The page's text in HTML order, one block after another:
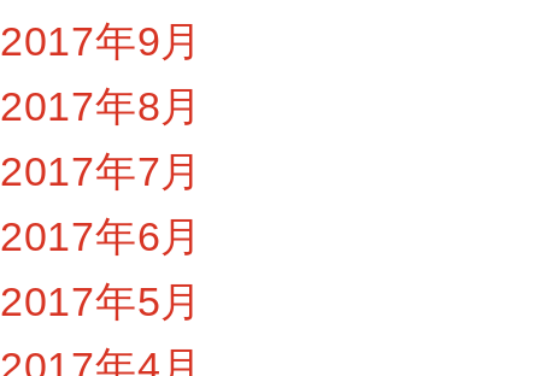
2017年9月
2017年8月
2017年7月
2017年6月
2017年5月
2017年4月